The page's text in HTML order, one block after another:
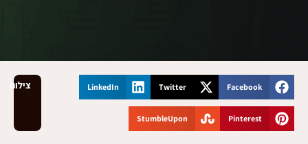
Facebook
Twitter
LinkedIn
Pinterest
StumbleUpon
צילום